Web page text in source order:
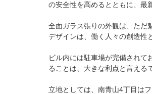
の安全性を高めるとともに、最
全面ガラス張りの外観は、ただ
デザインは、働く人々の創造性
ビル内には駐車場が完備されて
ることは、大きな利点と言える
立地としては、南青山4丁目は